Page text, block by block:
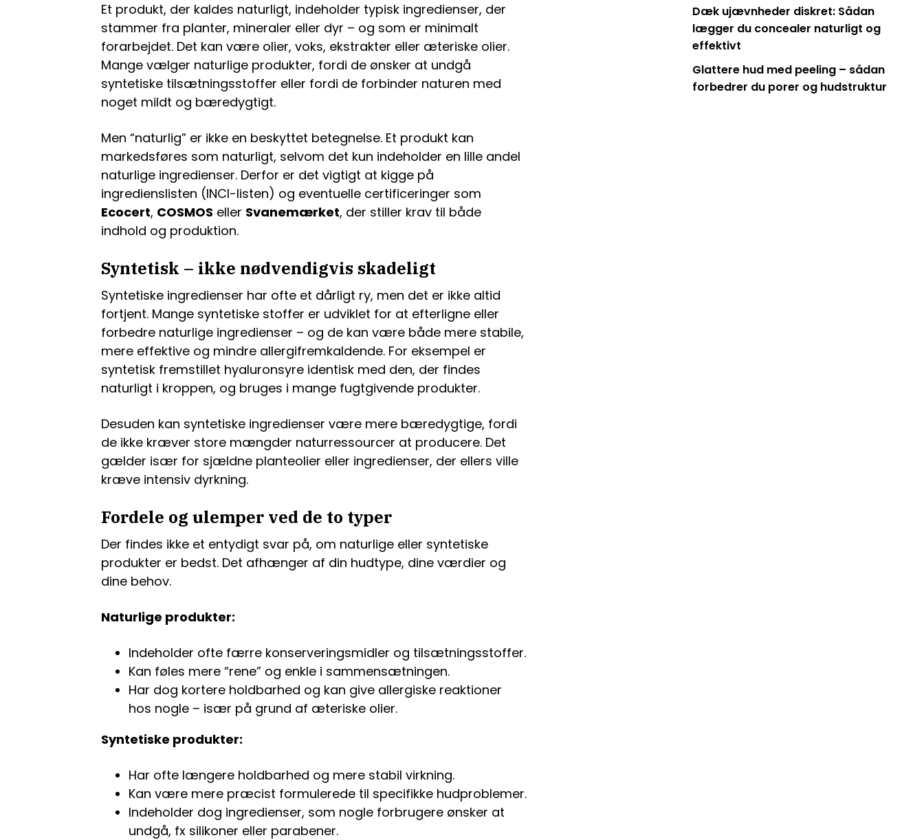
Et produkt, der kaldes naturligt, indeholder typisk ingredienser, der
stammer fra planter, mineraler eller dyr – og som er minimalt
forarbejdet. Det kan være olier, voks, ekstrakter eller æteriske olier.
Mange vælger naturlige produkter, fordi de ønsker at undgå
syntetiske tilsætningsstoffer eller fordi de forbinder naturen med
noget mildt og bæredygtigt.
Men “naturlig” er ikke en beskyttet betegnelse. Et produkt kan
markedsføres som naturligt, selvom det kun indeholder en lille andel
naturlige ingredienser. Derfor er det vigtigt at kigge på
ingredienslisten (INCI-listen) og eventuelle certificeringer som
Ecocert, COSMOS eller Svanemærket, der stiller krav til både
indhold og produktion.
Syntetisk – ikke nødvendigvis skadeligt
Syntetiske ingredienser har ofte et dårligt ry, men det er ikke altid
fortjent. Mange syntetiske stoffer er udviklet for at efterligne eller
forbedre naturlige ingredienser – og de kan være både mere stabile,
mere effektive og mindre allergifremkaldende. For eksempel er
syntetisk fremstillet hyaluronsyre identisk med den, der findes
naturligt i kroppen, og bruges i mange fugtgivende produkter.
Desuden kan syntetiske ingredienser være mere bæredygtige, fordi
de ikke kræver store mængder naturressourcer at producere. Det
gælder især for sjældne planteolier eller ingredienser, der ellers ville
kræve intensiv dyrkning.
Fordele og ulemper ved de to typer
Der findes ikke et entydigt svar på, om naturlige eller syntetiske
produkter er bedst. Det afhænger af din hudtype, dine værdier og
dine behov.
Naturlige produkter:
Indeholder ofte færre konserveringsmidler og tilsætningsstoffer.
Kan føles mere “rene” og enkle i sammensætningen.
Har dog kortere holdbarhed og kan give allergiske reaktioner
hos nogle – især på grund af æteriske olier.
Syntetiske produkter:
Har ofte længere holdbarhed og mere stabil virkning.
Kan være mere præcist formulerede til specifikke hudproblemer.
Indeholder dog ingredienser, som nogle forbrugere ønsker at
undgå, fx silikoner eller parabener.
Dæk ujævnheder diskret: Sådan
lægger du concealer naturligt og
effektivt
Glattere hud med peeling – sådan
forbedrer du porer og hudstruktur